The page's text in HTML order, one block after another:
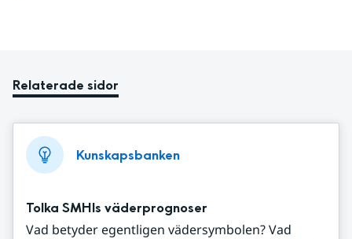
Relaterade sidor
Kunskapsbanken
Tolka SMHIs väderprognoser
Vad betyder egentligen vädersymbolen? Vad